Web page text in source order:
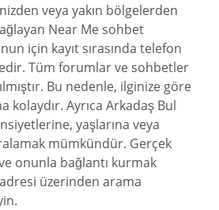
veya yakın bölgelerden
Near Me sohbet
için kayıt sırasında telefon
Tüm forumlar ve sohbetler
Bu nedenle, ilginize göre
kolaydır. Ayrıca Arkadaş Bul
yaşlarına veya
mümkündür. Gerçek
onunla bağlantı kurmak
üzerinden arama